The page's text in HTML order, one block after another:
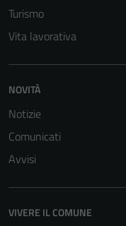
Turismo
Vita lavorativa
NOVITÀ
Notizie
Comunicati
Avvisi
VIVERE IL COMUNE